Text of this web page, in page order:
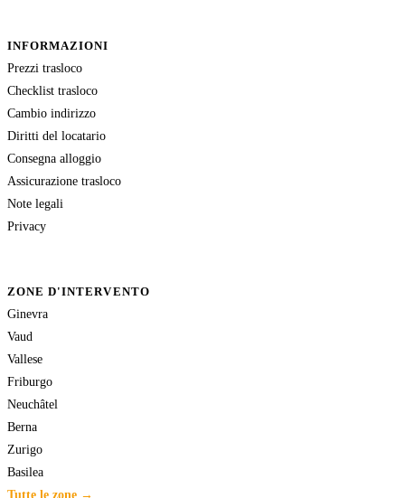
INFORMAZIONI
Prezzi trasloco
Checklist trasloco
Cambio indirizzo
Diritti del locatario
Consegna alloggio
Assicurazione trasloco
Note legali
Privacy
ZONE D'INTERVENTO
Ginevra
Vaud
Vallese
Friburgo
Neuchâtel
Berna
Zurigo
Basilea
Tutte le zone →